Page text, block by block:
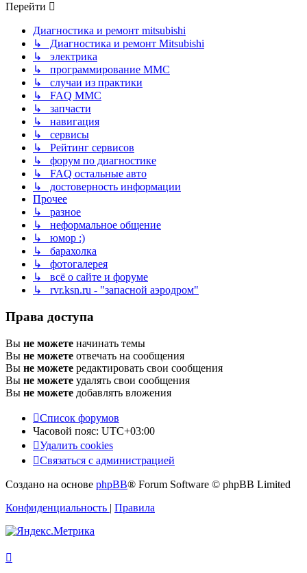
Перейти
Диагностика и ремонт mitsubishi
↳ Диагностика и ремонт Mitsubishi
↳ электрика
↳ программирование MMC
↳ случаи из практики
↳ FAQ MMC
↳ запчасти
↳ навигация
↳ сервисы
↳ Рейтинг сервисов
↳ форум по диагностике
↳ FAQ остальные авто
↳ достоверность информации
Прочее
↳ разное
↳ неформальное общение
↳ юмор :)
↳ барахолка
↳ фотогалерея
↳ всё о сайте и форуме
↳ rvr.ksn.ru - "запасной аэродром"
Права доступа
Вы не можете начинать темы
Вы не можете отвечать на сообщения
Вы не можете редактировать свои сообщения
Вы не можете удалять свои сообщения
Вы не можете добавлять вложения
Список форумов
Часовой пояс: UTC+03:00
Удалить cookies
Связаться с администрацией
Создано на основе phpBB® Forum Software © phpBB Limited
Конфиденциальность | Правила